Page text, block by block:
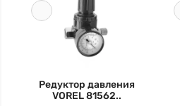
Редуктор давления
VOREL 81562..